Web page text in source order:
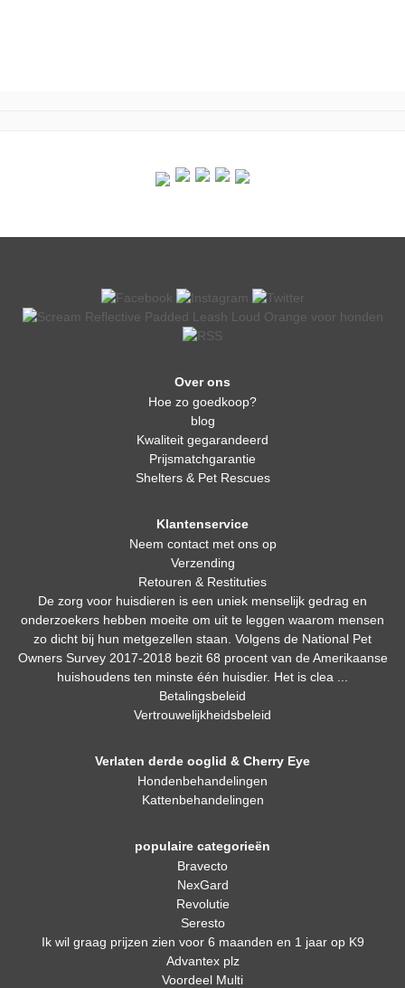
Over ons
Hoe zo goedkoop?
blog
Kwaliteit gegarandeerd
Prijsmatchgarantie
Shelters & Pet Rescues
Klantenservice
Neem contact met ons op
Verzending
Retouren & Restituties
De zorg voor huisdieren is een uniek menselijk gedrag en
onderzoekers hebben moeite om uit te leggen waarom mensen
zo dicht bij hun metgezellen staan. Volgens de National Pet
Owners Survey 2017-2018 bezit 68 procent van de Amerikaanse
huishoudens ten minste één huisdier. Het is clea ...
Betalingsbeleid
Vertrouwelijkheidsbeleid
Verlaten derde ooglid & Cherry Eye
Hondenbehandelingen
Kattenbehandelingen
populaire categorieën
Bravecto
NexGard
Revolutie
Seresto
Ik wil graag prijzen zien voor 6 maanden en 1 jaar op K9
Advantex plz
Voordeel Multi